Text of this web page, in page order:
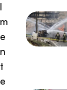
l
m
e
n
t
e